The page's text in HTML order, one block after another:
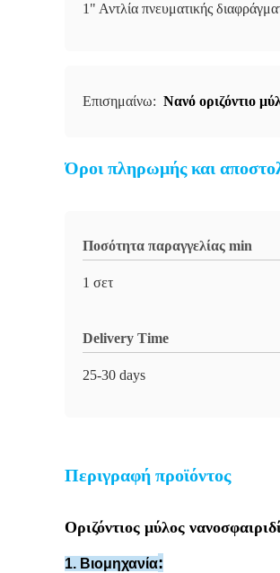
1" Αντλία πνευματικής
Επισημαίνω: Νανό οριζόντιο
Όροι πληρωμής και
Ποσότητα παραγγελίας min
1 σετ
Delivery Time
25-30 days
Περιγραφή προϊόντος
Οριζόντιος μύλος
1. Βιομηχανία: